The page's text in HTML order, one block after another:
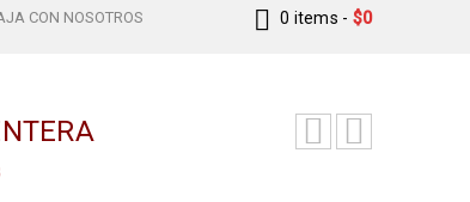
CON NOSOTROS 0 items - $0